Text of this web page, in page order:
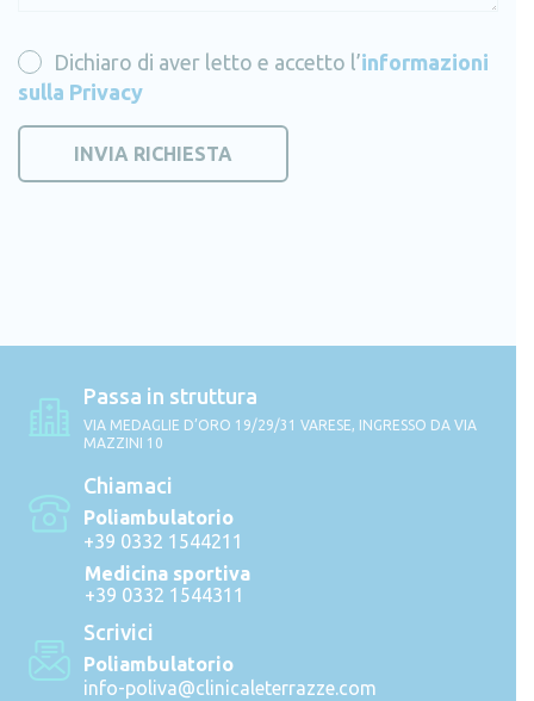
Dichiaro di aver letto e accetto l’informazioni
sulla Privacy
Passa in struttura
VIA MEDAGLIE D’ORO 19/29/31 VARESE, INGRESSO DA VIA
MAZZINI 10
Chiamaci
Poliambulatorio
+39 0332 1544211
Medicina sportiva
+39 0332 1544311
Scrivici
Poliambulatorio
info-poliva@clinicaleterrazze.com